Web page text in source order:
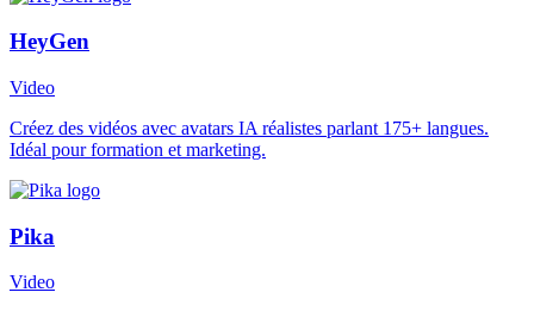
HeyGen
Video
Créez des vidéos avec avatars IA réalistes parlant 175+ langues.
Idéal pour formation et marketing.
Pika
Video